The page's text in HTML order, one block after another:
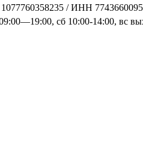
/ ИНН
сб 10:00-14:00, вс